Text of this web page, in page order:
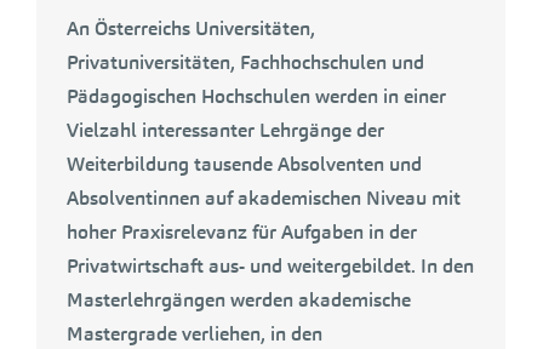
An Österreichs Universitäten,
Privatuniversitäten, Fachhochschulen und
Pädagogischen Hochschulen werden in einer
Vielzahl interessanter Lehrgänge der
Weiterbildung tausende Absolventen und
Absolventinnen auf akademischen Niveau mit
hoher Praxisrelevanz für Aufgaben in der
Privatwirtschaft aus- und weitergebildet. In den
Masterlehrgängen werden akademische
Mastergrade verliehen, in den